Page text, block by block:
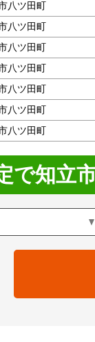
八ツ田町
八ツ田町
八ツ田町
八ツ田町
八ツ田町
八ツ田町
八ツ田町
で知立